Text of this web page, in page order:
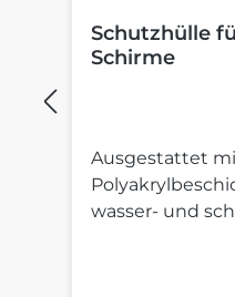
Schutzhülle
Schirme
Ausgestattet
wasser- und